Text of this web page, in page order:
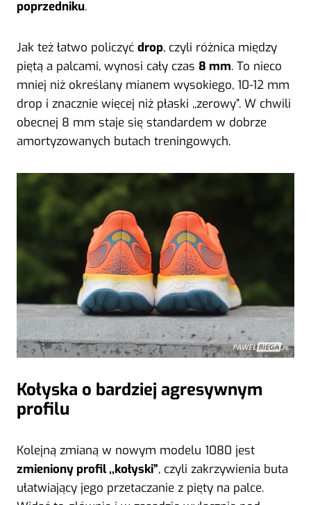
poprzedniku.
Jak też łatwo policzyć drop, czyli różnica między
piętą a palcami, wynosi cały czas 8 mm. To nieco
mniej niż określany mianem wysokiego, 10-12 mm
drop i znacznie więcej niż płaski ,,zerowy”. W chwili
obecnej 8 mm staje się standardem w dobrze
amortyzowanych butach treningowych.
Kołyska o bardziej agresywnym
profilu
Kolejną zmianą w nowym modelu 1080 jest
zmieniony profil ,,kołyski”, czyli zakrzywienia buta
ułatwiający jego przetaczanie z pięty na palce.